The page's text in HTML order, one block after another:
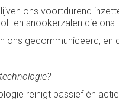
ons voortdurend
en snookerzalen die ons
gecommuniceerd, en
reinigt passief én